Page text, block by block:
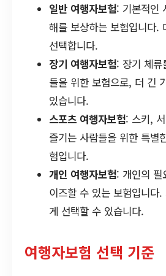
일반 여행자보험: 기본적인
해를 보상하는 보험입니다.
선택합니다.
장기 여행자보험: 장기 체류
들을 위한 보험으로, 더 긴
있습니다.
스포츠 여행자보험: 스키,
즐기는 사람들을 위한 특별
험입니다.
개인 여행자보험: 개인의 필
이즈할 수 있는 보험입니다
게 선택할 수 있습니다.
여행자보험 선택 기준